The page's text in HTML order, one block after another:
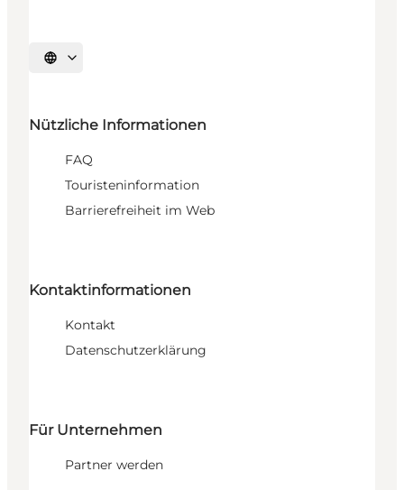
Sprache auswählen
Nützliche Informationen
FAQ
Touristeninformation
Barrierefreiheit im Web
Kontaktinformationen
Kontakt
Datenschutzerklärung
Für Unternehmen
Partner werden